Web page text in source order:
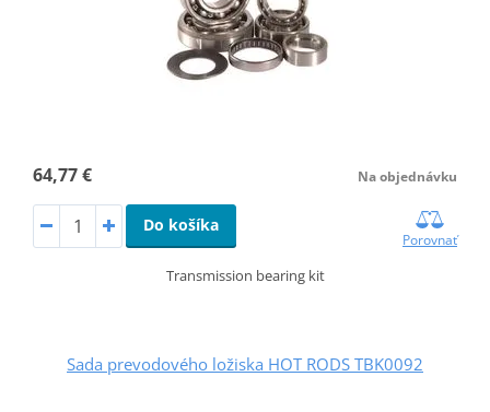
64,77 € Na objednávku
Do košíka
Porovnať
Transmission bearing kit
Sada prevodového ložiska HOT RODS TBK0092